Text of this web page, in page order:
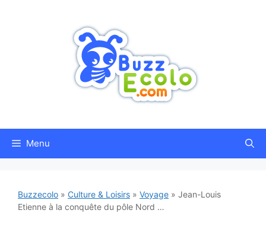
Menu
Buzzecolo » Culture & Loisirs » Voyage » Jean-Louis
Etienne à la conquête du pôle Nord …